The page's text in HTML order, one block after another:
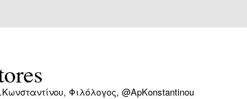
Φιλόλογος, @ApKonstantinou